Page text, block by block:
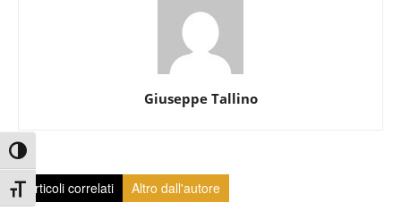
Attiva/disattiva alto contrasto
Attiva/disattiva dimensione testo
Giuseppe Tallino
Articoli correlati Altro dall'autore